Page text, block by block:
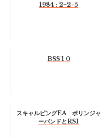
1984 : 2+2=5
BSS 1 0
スキャルピングEA ボリンジャ
ーバンドとRSI